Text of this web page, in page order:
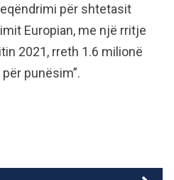
për shtetasit
Europian, me një rritje
2021, rreth 1.6 milionë
punësim”.